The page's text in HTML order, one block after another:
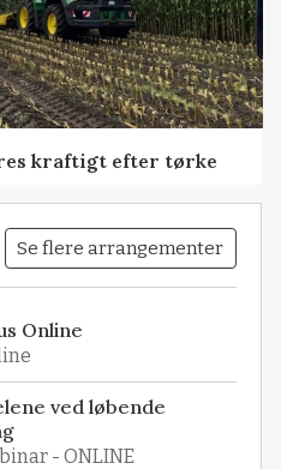
kraftigt efter tørke
Se flere arrangementer
Online
ved løbende
- ONLINE